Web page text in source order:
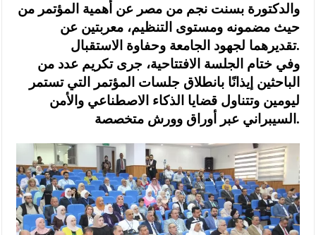
والدكتورة بسنت نجم من مصر عن أهمية المؤتمر من
حيث مضمونه ومستوى التنظيم، معربتين عن
تقديرهما لجهود الجامعة وحفاوة الاستقبال.
وفي ختام الجلسة الافتتاحية، جرى تكريم عدد من
الباحثين إيذانًا بانطلاق جلسات المؤتمر التي تستمر
ليومين وتتناول قضايا الذكاء الاصطناعي والأمن
السيبراني عبر أوراق وورش متخصصة.